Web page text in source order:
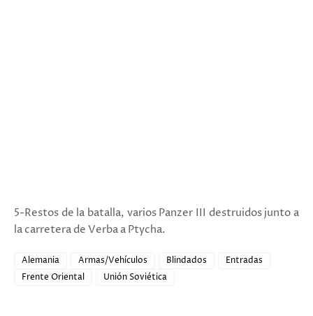
5-Restos de la batalla, varios Panzer III destruidos junto a
la carretera de Verba a Ptycha.
Alemania Armas/Vehículos Blindados
Entradas
Frente Oriental
Unión Soviética